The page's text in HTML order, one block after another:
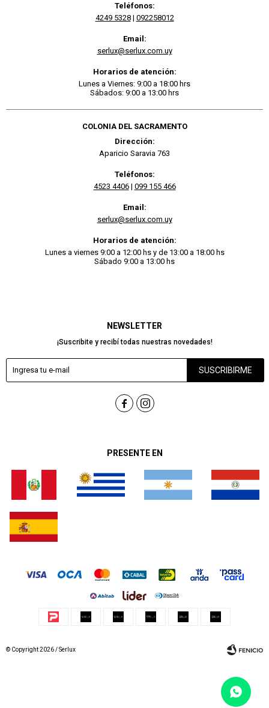
PRESENTE EN
NEWSLETTER
¡Suscribite y recibí todas nuestras novedades!
SUSCRIBIRME
 
Teléfonos:
4249 5328| 092258012
Email:
serlux@serlux.com.uy
Horarios de atención:
Lunes a Viernes: 9:00 a 18:00 hrs
Sábados: 9:00 a 13:00 hrs
COLONIA DEL SACRAMENTO
Dirección:
Aparicio Saravia 763
Teléfonos:
4523 4406| 099 155 466
Email:
serlux@serlux.com.uy
Horarios de atención:
Lunes a viernes 9:00 a 12:00 hs y de 13:00 a 18:00 hs
Sábado 9:00 a 13:00 hs
© Copyright 2026 / Serlux